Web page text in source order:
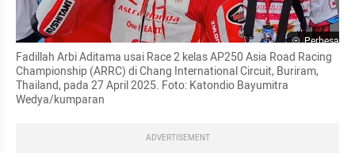
Perbesar
Fadillah Arbi Aditama usai Race 2 kelas AP250 Asia Road Racing
Championship (ARRC) di Chang International Circuit, Buriram,
Thailand, pada 27 April 2025. Foto: Katondio Bayumitra
Wedya/kumparan
ADVERTISEMENT